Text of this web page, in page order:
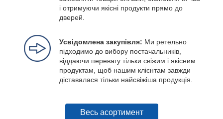
і отримуючи якісні продукти прямо до
дверей.
Усвідомлена закупівля: Ми ретельно
підходимо до вибору постачальників,
віддаючи перевагу тільки свіжим і якісним
продуктам, щоб нашим клієнтам завжди
діставалася тільки найсвіжіша продукція.
Весь асортимент